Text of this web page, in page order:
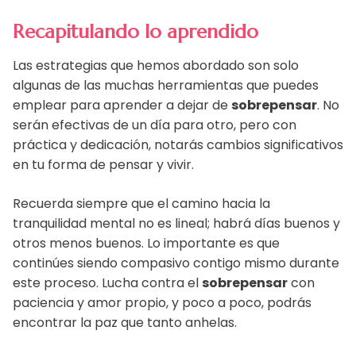
Recapitulando lo aprendido
Las estrategias que hemos abordado son solo
algunas de las muchas herramientas que puedes
emplear para aprender a dejar de sobrepensar. No
serán efectivas de un día para otro, pero con
práctica y dedicación, notarás cambios significativos
en tu forma de pensar y vivir.
Recuerda siempre que el camino hacia la
tranquilidad mental no es lineal; habrá días buenos y
otros menos buenos. Lo importante es que
continúes siendo compasivo contigo mismo durante
este proceso. Lucha contra el sobrepensarcon
paciencia y amor propio, y poco a poco, podrás
encontrar la paz que tanto anhelas.